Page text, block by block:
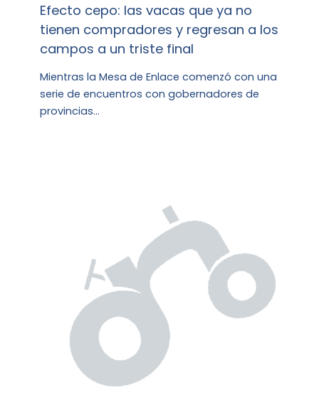
Efecto cepo: las vacas que ya no
tienen compradores y regresan a los
campos a un triste final
Mientras la Mesa de Enlace comenzó con una
serie de encuentros con gobernadores de
provincias…